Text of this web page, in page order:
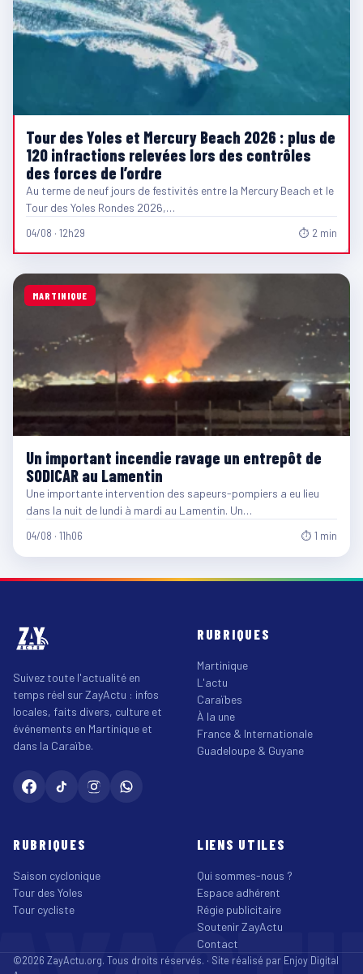
Tour des Yoles et Mercury Beach 2026 : plus de
120 infractions relevées lors des contrôles
des forces de l’ordre
Au terme de neuf jours de festivités entre la Mercury Beach et le
Tour des Yoles Rondes 2026,…
04/08 · 12h29 ⏱ 2 min
MARTINIQUE
Un important incendie ravage un entrepôt de
SODICAR au Lamentin
Une importante intervention des sapeurs-pompiers a eu lieu
dans la nuit de lundi à mardi au Lamentin. Un…
04/08 · 11h06 ⏱ 1 min
Suivez toute l'actualité en
temps réel sur ZayActu : infos
locales, faits divers, culture et
événements en Martinique et
dans la Caraïbe.
RUBRIQUES
Martinique
L'actu
Caraïbes
À la une
France & Internationale
Guadeloupe & Guyane
RUBRIQUES
Saison cyclonique
Tour des Yoles
Tour cycliste
LIENS UTILES
Qui sommes-nous ?
Espace adhérent
Régie publicitaire
Soutenir ZayActu
Contact
©2026 ZayActu.org. Tous droits réservés. · Site réalisé par Enjoy Digital